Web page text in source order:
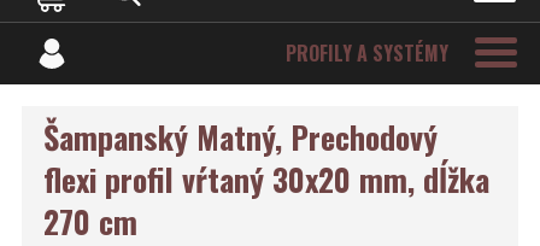
PROFILY A SYSTÉMY
Šampanský Matný, Prechodový
flexi profil vŕtaný 30x20 mm, dĺžka
270 cm